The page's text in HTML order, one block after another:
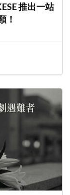
推出一站
！